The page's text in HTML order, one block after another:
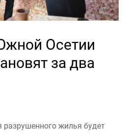
Осетии
за два
разрушенного жилья будет